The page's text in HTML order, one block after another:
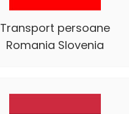
Transport persoane
Romania Slovenia